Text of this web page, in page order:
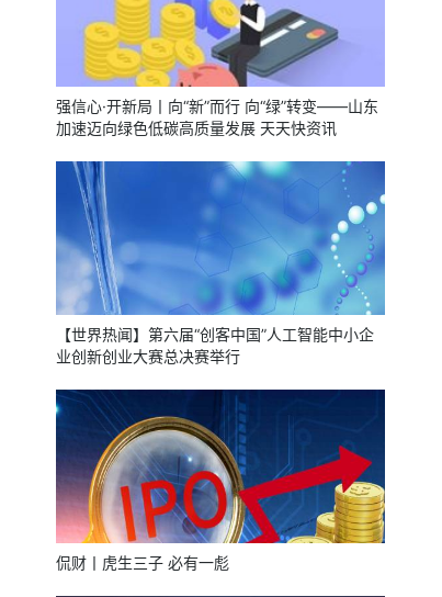
强信心·开新局丨向“新”而行 向“绿”转变——山东
加速迈向绿色低碳高质量发展 天天快资讯
【世界热闻】第六届“创客中国”人工智能中小企
业创新创业大赛总决赛举行
侃财丨虎生三子 必有一彪